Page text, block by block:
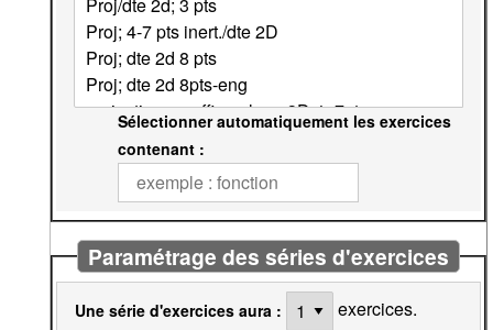
Sélectionner automatiquement les exercices
contenant :
Paramétrage des séries d'exercices
Une série d'exercices aura : exercices.